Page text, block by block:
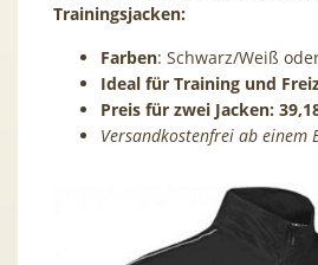
Trainingsjacken:
Farben: Schwarz/Weiß
Ideal für Training und
Preis für zwei Jacken:
Versandkostenfrei ab einem